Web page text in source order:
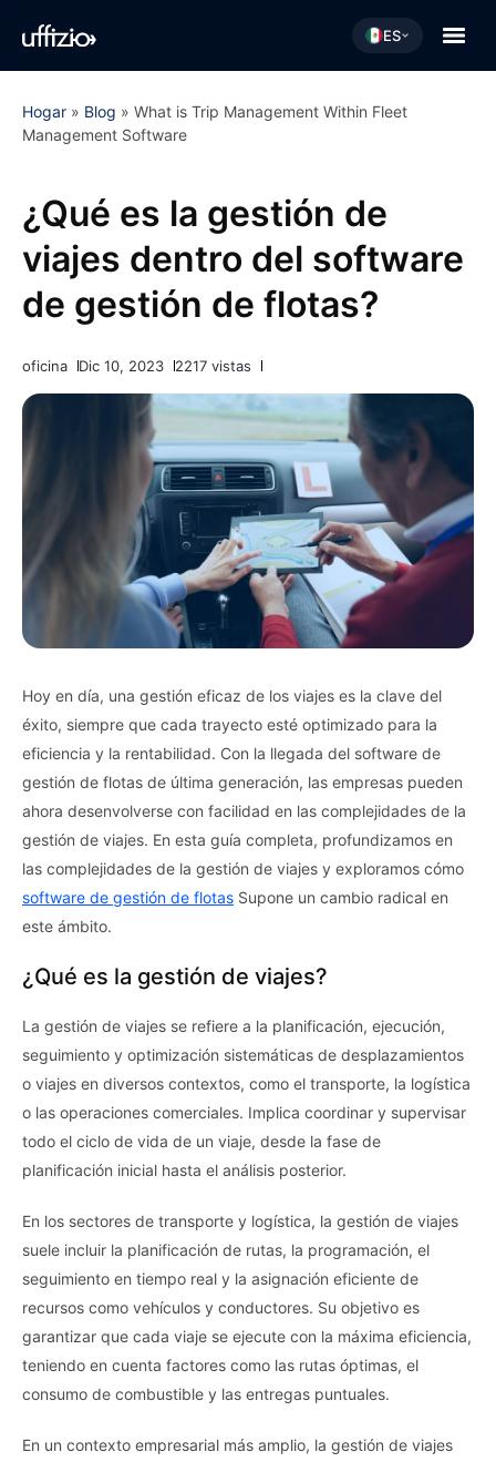
ES
Hogar » Blog » What is Trip Management Within Fleet
Management Software
¿Qué es la gestión de
viajes dentro del software
de gestión de flotas?
oficina Dic 10, 2023 2217 vistas
Hoy en día, una gestión eficaz de los viajes es la clave del
éxito, siempre que cada trayecto esté optimizado para la
eficiencia y la rentabilidad. Con la llegada del software de
gestión de flotas de última generación, las empresas pueden
ahora desenvolverse con facilidad en las complejidades de la
gestión de viajes. En esta guía completa, profundizamos en
las complejidades de la gestión de viajes y exploramos cómo
software de gestión de flotas Supone un cambio radical en
este ámbito.
¿Qué es la gestión de viajes?
La gestión de viajes se refiere a la planificación, ejecución,
seguimiento y optimización sistemáticas de desplazamientos
o viajes en diversos contextos, como el transporte, la logística
o las operaciones comerciales. Implica coordinar y supervisar
todo el ciclo de vida de un viaje, desde la fase de
planificación inicial hasta el análisis posterior.
En los sectores de transporte y logística, la gestión de viajes
suele incluir la planificación de rutas, la programación, el
seguimiento en tiempo real y la asignación eficiente de
recursos como vehículos y conductores. Su objetivo es
garantizar que cada viaje se ejecute con la máxima eficiencia,
teniendo en cuenta factores como las rutas óptimas, el
consumo de combustible y las entregas puntuales.
En un contexto empresarial más amplio, la gestión de viajes